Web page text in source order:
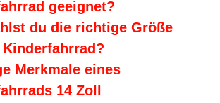
geeignet?
du die richtige Größe
Merkmale eines
14 Zoll